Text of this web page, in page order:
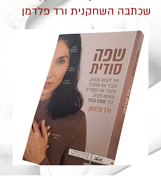
שכתבה השחקנית ורד פלדמן